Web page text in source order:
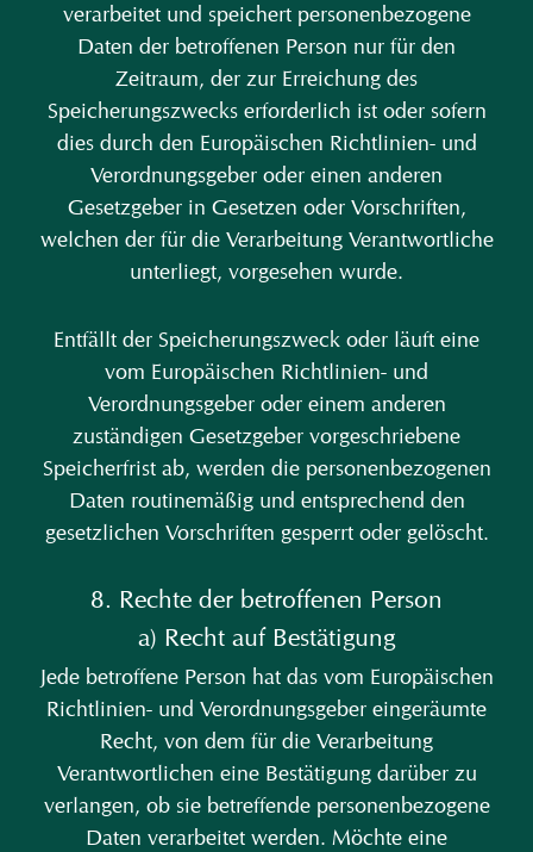
verarbeitet und speichert personenbezogene
Daten der betroffenen Person nur für den
Zeitraum, der zur Erreichung des
Speicherungszwecks erforderlich ist oder sofern
dies durch den Europäischen Richtlinien- und
Verordnungsgeber oder einen anderen
Gesetzgeber in Gesetzen oder Vorschriften,
welchen der für die Verarbeitung Verantwortliche
unterliegt, vorgesehen wurde.
Entfällt der Speicherungszweck oder läuft eine
vom Europäischen Richtlinien- und
Verordnungsgeber oder einem anderen
zuständigen Gesetzgeber vorgeschriebene
Speicherfrist ab, werden die personenbezogenen
Daten routinemäßig und entsprechend den
gesetzlichen Vorschriften gesperrt oder gelöscht.
8. Rechte der betroffenen Person
a) Recht auf Bestätigung
Jede betroffene Person hat das vom Europäischen
Richtlinien- und Verordnungsgeber eingeräumte
Recht, von dem für die Verarbeitung
Verantwortlichen eine Bestätigung darüber zu
verlangen, ob sie betreffende personenbezogene
Daten verarbeitet werden. Möchte eine